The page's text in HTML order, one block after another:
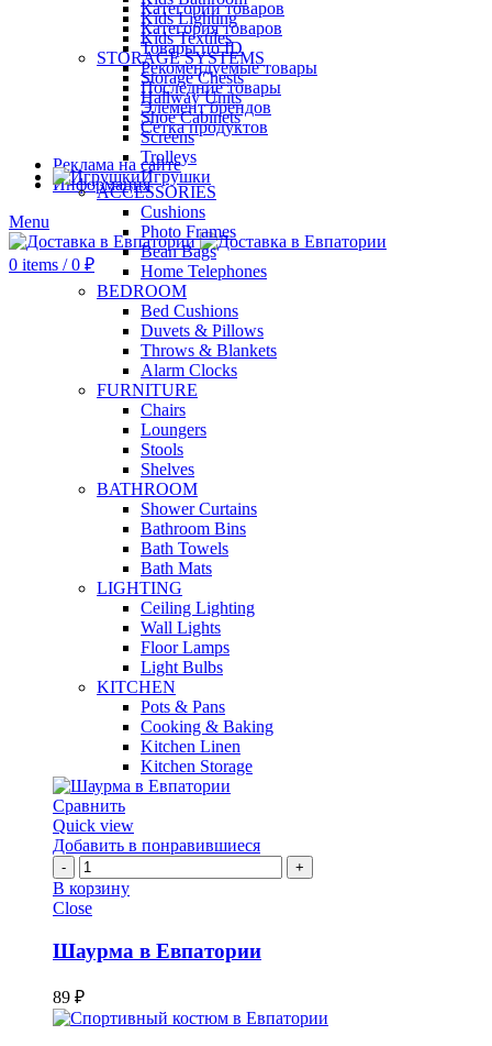
Категории товаров
Категория товаров
Товары по ID
Рекомендуемые товары
Последние товары
Элемент брендов
Сетка продуктов
Реклама на сайте
Информация
Menu
0 items / 0 ₽
Kids Lighting
Kids Textiles
STORAGE SYSTEMS
Storage Chests
Hallway Units
Shoe Cabinets
Screens
Trolleys
Игрушки
ACCESSORIES
Cushions
Photo Frames
Bean Bags
Home Telephones
BEDROOM
Bed Cushions
Duvets & Pillows
Throws & Blankets
Alarm Clocks
FURNITURE
Chairs
Loungers
Stools
Shelves
BATHROOM
Shower Curtains
Bathroom Bins
Bath Towels
Bath Mats
LIGHTING
Ceiling Lighting
Wall Lights
Floor Lamps
Light Bulbs
KITCHEN
Pots & Pans
Cooking & Baking
Kitchen Linen
Kitchen Storage
Сравнить
Quick view
Добавить в понравившиеся
Количество
Шаурма
в
В корзину
Close
Шаурма в Евпатории
89 ₽